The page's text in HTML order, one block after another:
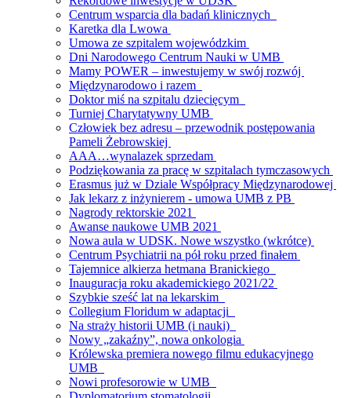
Centrum wsparcia dla badań klinicznych
Karetka dla Lwowa
Umowa ze szpitalem wojewódzkim
Dni Narodowego Centrum Nauki w UMB
Mamy POWER – inwestujemy w swój rozwój
Międzynarodowo i razem
Doktor miś na szpitalu dziecięcym
Turniej Charytatywny UMB
Człowiek bez adresu – przewodnik postępowania
Pameli Żebrowskiej
AAA…wynalazek sprzedam
Podziękowania za pracę w szpitalach tymczasowych
Erasmus już w Dziale Współpracy Międzynarodowej
Jak lekarz z inżynierem - umowa UMB z PB
Nagrody rektorskie 2021
Awanse naukowe UMB 2021
Nowa aula w UDSK. Nowe wszystko (wkrótce)
Centrum Psychiatrii na pół roku przed finałem
Tajemnice alkierza hetmana Branickiego
Inauguracja roku akademickiego 2021/22
Szybkie sześć lat na lekarskim
Collegium Floridum w adaptacji
Na straży historii UMB (i nauki)
Nowy „zakaźny”, nowa onkologia
Królewska premiera nowego filmu edukacyjnego
UMB
Nowi profesorowie w UMB